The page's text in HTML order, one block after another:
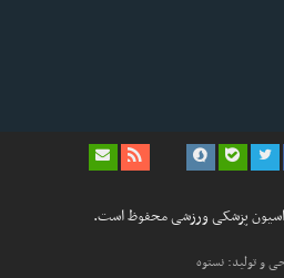
پزشکی ورزشی محفوظ است.
و تولید: نستوه